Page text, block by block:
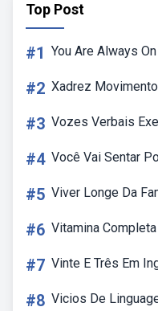
Top Post
#1 You Are Always
#2 Xadrez
#3 Vozes Verbais
#4 Você Vai Sentar
#5 Viver Longe Da
#6 Vitamina
#7 Vinte E Três Em
#8 Vicios De